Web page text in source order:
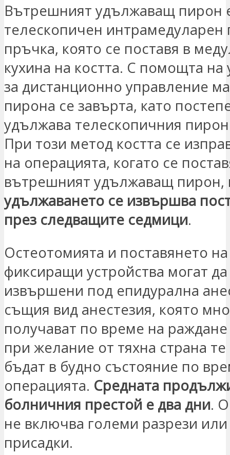
Вътрешният удължаващ пирон
телескопичен
пръчка, която се поставя в
кухина на костта. С помощта на
за дистанционно управление
пирона се завърта, като
удължава телескопичния пирон
При този метод костта се
на операцията, когато се
вътрешният удължаващ
удължаването се извършва
през следващите седмици.
Остеотомията и поставянето
фиксиращи устройства могат
извършени под епидурална
същия вид анестезия, която
получават по време на раждане
при желание от тяхна страна те
бъдат в будно състояние по
операцията. Средната
болничния престой е два дни.
не включва големи разрези
присадки.